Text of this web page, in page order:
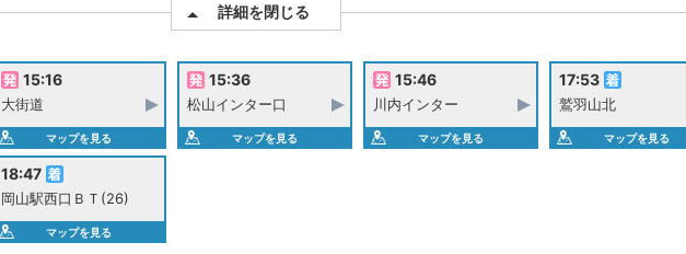
詳細を閉じる
15:16
大街道
マップを見る
15:36
松山インター口
マップを見る
15:46
川内インター
マップを見る
17:53
鷲羽山北
マップを見る
18:47
岡山駅西口ＢＴ(26)
マップを見る